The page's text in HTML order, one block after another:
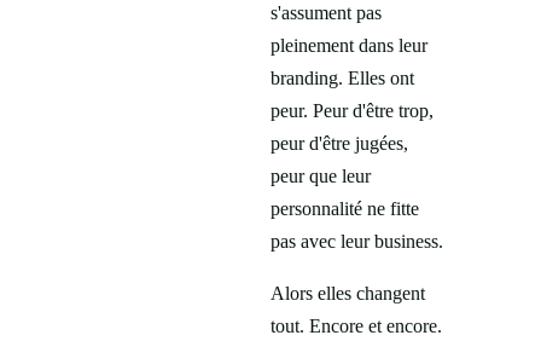
s'assument pas
pleinement dans leur
branding. Elles ont
peur. Peur d'être trop,
peur d'être jugées,
peur que leur
personnalité ne fitte
pas avec leur business.
Alors elles changent
tout. Encore et encore.